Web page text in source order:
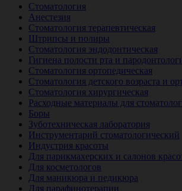
Стоматология
Анестезия
Стоматология терапевтическая
Штрипсы и полиры
Стоматология эндодонтическая
Гигиена полости рта и
Стоматология ортопедическая
Стоматология детского возраста и
Стоматология хирургическая
Расходные материалы для
Боры
Зуботехническая лаборатория
Инструментарий стоматологический
Индустрия красоты
Для парикмахерских и салонов
Для косметологов
Для маникюра и педикюра
Для парафинотерапии